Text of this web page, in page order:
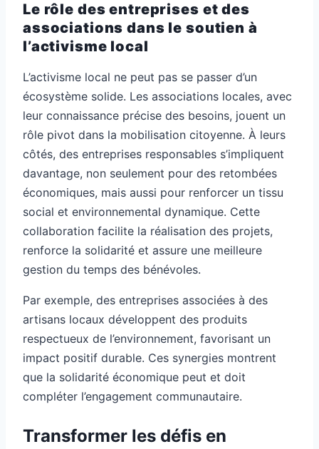
Le rôle des entreprises et des
associations dans le soutien à
l’activisme local
L’activisme local ne peut pas se passer d’un
écosystème solide. Les associations locales, avec
leur connaissance précise des besoins, jouent un
rôle pivot dans la mobilisation citoyenne. À leurs
côtés, des entreprises responsables s’impliquent
davantage, non seulement pour des retombées
économiques, mais aussi pour renforcer un tissu
social et environnemental dynamique. Cette
collaboration facilite la réalisation des projets,
renforce la solidarité et assure une meilleure
gestion du temps des bénévoles.
Par exemple, des entreprises associées à des
artisans locaux développent des produits
respectueux de l’environnement, favorisant un
impact positif durable. Ces synergies montrent
que la solidarité économique peut et doit
compléter l’engagement communautaire.
Transformer les défis en